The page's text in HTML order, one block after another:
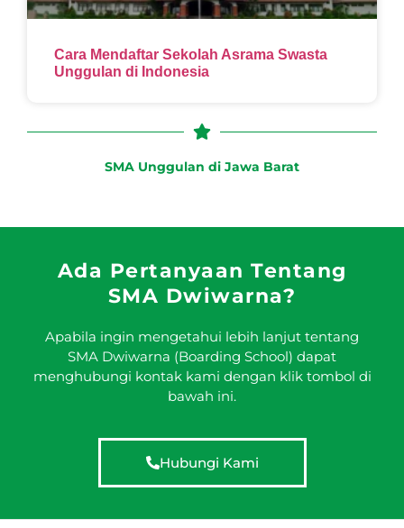
Cara Mendaftar Sekolah Asrama Swasta
Unggulan di Indonesia
SMA Unggulan di Jawa Barat
Ada Pertanyaan Tentang
SMA Dwiwarna?
Apabila ingin mengetahui lebih lanjut tentang
SMA Dwiwarna (Boarding School) dapat
menghubungi kontak kami dengan klik tombol di
bawah ini.
Hubungi Kami